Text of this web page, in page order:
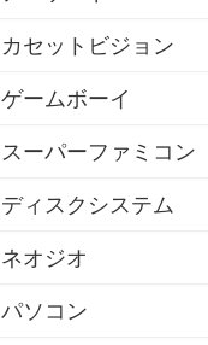
カセットビジョン
ゲームボーイ
スーパーファミコン
ディスクシステム
ネオジオ
パソコン